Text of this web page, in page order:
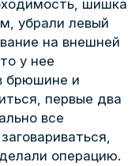
шишка
убрали левый
на внешней
у нее
брюшине и
первые два
все
операцию.